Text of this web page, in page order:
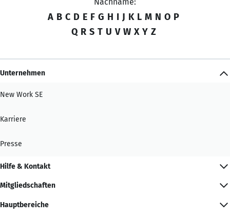
A B C D E F G H I J K L M N O P
Q R S T U V W X Y Z
Unternehmen
New Work SE
Karriere
Presse
Hilfe & Kontakt
Mitgliedschaften
Hauptbereiche